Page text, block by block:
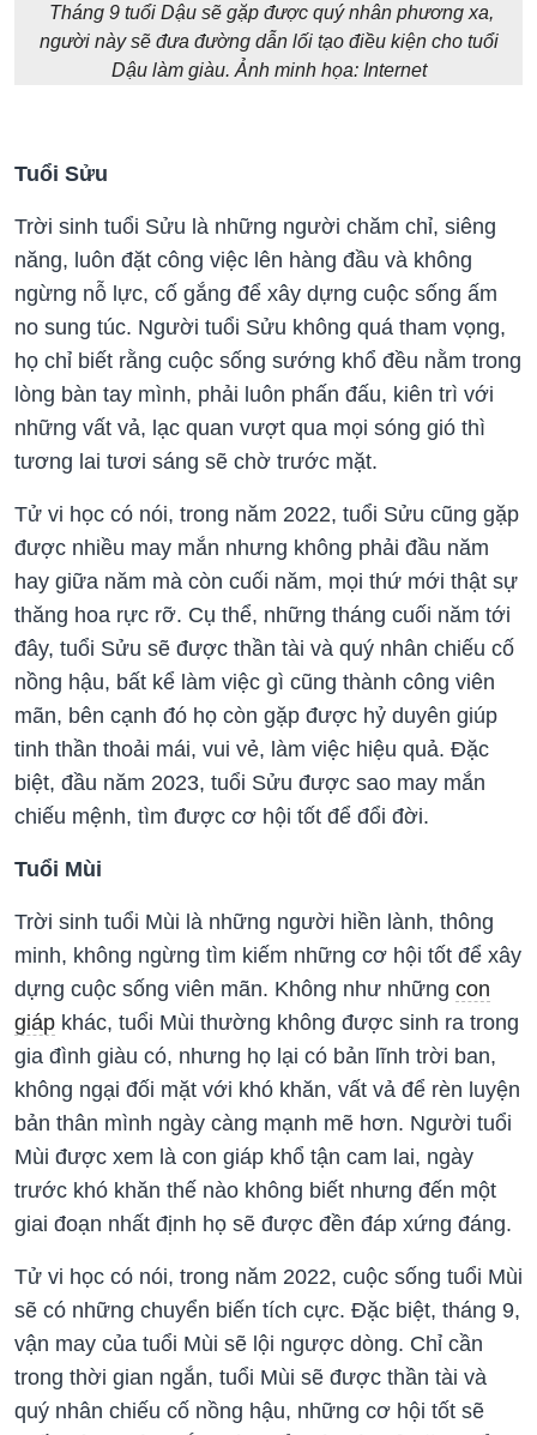
Tháng 9 tuổi Dậu sẽ gặp được quý nhân phương xa,
người này sẽ đưa đường dẫn lối tạo điều kiện cho tuổi
Dậu làm giàu. Ảnh minh họa: Internet
Tuổi Sửu
Trời sinh tuổi Sửu là những người chăm chỉ, siêng
năng, luôn đặt công việc lên hàng đầu và không
ngừng nỗ lực, cố gắng để xây dựng cuộc sống ấm
no sung túc. Người tuổi Sửu không quá tham vọng,
họ chỉ biết rằng cuộc sống sướng khổ đều nằm trong
lòng bàn tay mình, phải luôn phấn đấu, kiên trì với
những vất vả, lạc quan vượt qua mọi sóng gió thì
tương lai tươi sáng sẽ chờ trước mặt.
Tử vi học có nói, trong năm 2022, tuổi Sửu cũng gặp
được nhiều may mắn nhưng không phải đầu năm
hay giữa năm mà còn cuối năm, mọi thứ mới thật sự
thăng hoa rực rỡ. Cụ thể, những tháng cuối năm tới
đây, tuổi Sửu sẽ được thần tài và quý nhân chiếu cố
nồng hậu, bất kể làm việc gì cũng thành công viên
mãn, bên cạnh đó họ còn gặp được hỷ duyên giúp
tinh thần thoải mái, vui vẻ, làm việc hiệu quả. Đặc
biệt, đầu năm 2023, tuổi Sửu được sao may mắn
chiếu mệnh, tìm được cơ hội tốt để đổi đời.
Tuổi Mùi
Trời sinh tuổi Mùi là những người hiền lành, thông
minh, không ngừng tìm kiếm những cơ hội tốt để xây
dựng cuộc sống viên mãn. Không như những con
giáp khác, tuổi Mùi thường không được sinh ra trong
gia đình giàu có, nhưng họ lại có bản lĩnh trời ban,
không ngại đối mặt với khó khăn, vất vả để rèn luyện
bản thân mình ngày càng mạnh mẽ hơn. Người tuổi
Mùi được xem là con giáp khổ tận cam lai, ngày
trước khó khăn thế nào không biết nhưng đến một
giai đoạn nhất định họ sẽ được đền đáp xứng đáng.
Tử vi học có nói, trong năm 2022, cuộc sống tuổi Mùi
sẽ có những chuyển biến tích cực. Đặc biệt, tháng 9,
vận may của tuổi Mùi sẽ lội ngược dòng. Chỉ cần
trong thời gian ngắn, tuổi Mùi sẽ được thần tài và
quý nhân chiếu cố nồng hậu, những cơ hội tốt sẽ